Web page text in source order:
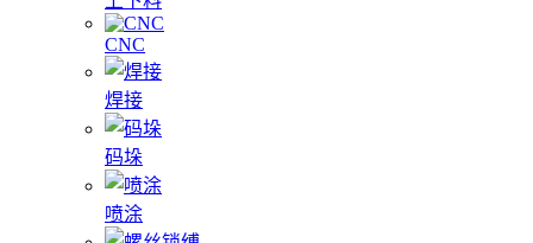
CNC
焊接
码垛
喷涂